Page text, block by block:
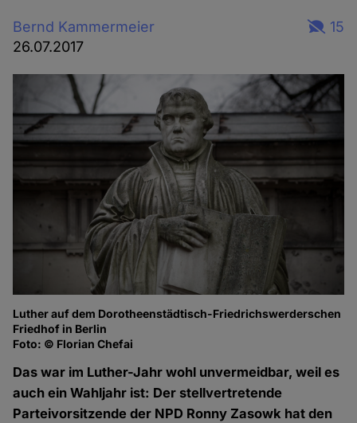
Bernd Kammermeier
26.07.2017
15
Luther auf dem Dorotheenstädtisch-Friedrichswerderschen
Friedhof in Berlin
Foto: © Florian Chefai
Das war im Luther-Jahr wohl unvermeidbar, weil es
auch ein Wahljahr ist: Der stellvertretende
Parteivorsitzende der NPD Ronny Zasowk hat den